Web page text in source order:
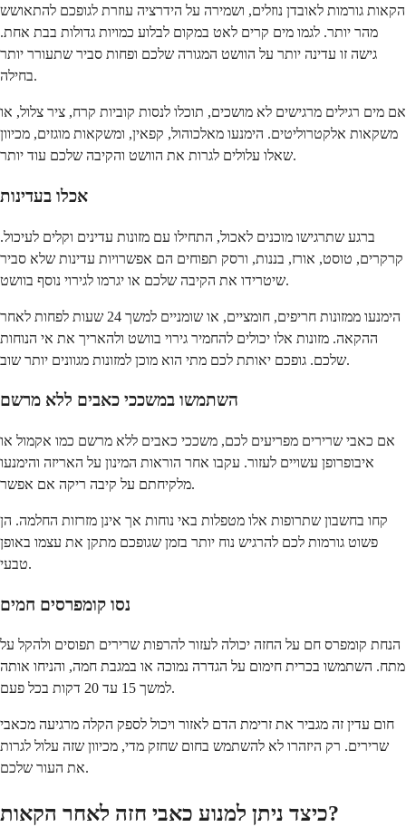
הקאות גורמות לאובדן נוזלים, ושמירה על הידרציה עוזרת לגופכם להתאושש
מהר יותר. לגמו מים קרים לאט במקום לבלוע כמויות גדולות בבת אחת.
גישה זו עדינה יותר על הוושט המגורה שלכם ופחות סביר שתעורר יותר
בחילה.
אם מים רגילים מרגישים לא מושכים, תוכלו לנסות קוביות קרח, ציר צלול, או
משקאות אלקטרוליטים. הימנעו מאלכוהול, קפאין, ומשקאות מוגזים, מכיוון
שאלו עלולים לגרות את הוושט והקיבה שלכם עוד יותר.
אכלו בעדינות
ברגע שתרגישו מוכנים לאכול, התחילו עם מזונות עדינים וקלים לעיכול.
קרקרים, טוסט, אורז, בננות, ורסק תפוחים הם אפשרויות עדינות שלא סביר
שיטרידו את הקיבה שלכם או יגרמו לגירוי נוסף בוושט.
הימנעו ממזונות חריפים, חומציים, או שומניים למשך 24 שעות לפחות לאחר
ההקאה. מזונות אלו יכולים להחמיר גירוי בוושט ולהאריך את אי הנוחות
שלכם. גופכם יאותת לכם מתי הוא מוכן למזונות מגוונים יותר שוב.
השתמשו במשככי כאבים ללא מרשם
אם כאבי שרירים מפריעים לכם, משככי כאבים ללא מרשם כמו אקמול או
איבופרופן עשויים לעזור. עקבו אחר הוראות המינון על האריזה והימנעו
מלקיחתם על קיבה ריקה אם אפשר.
קחו בחשבון שתרופות אלו מטפלות באי נוחות אך אינן מזרזות החלמה. הן
פשוט גורמות לכם להרגיש נוח יותר בזמן שגופכם מתקן את עצמו באופן
טבעי.
נסו קומפרסים חמים
הנחת קומפרס חם על החזה יכולה לעזור להרפות שרירים תפוסים ולהקל על
מתח. השתמשו בכרית חימום על הגדרה נמוכה או במגבת חמה, והניחו אותה
למשך 15 עד 20 דקות בכל פעם.
חום עדין זה מגביר את זרימת הדם לאזור ויכול לספק הקלה מרגיעה מכאבי
שרירים. רק היזהרו לא להשתמש בחום שחזק מדי, מכיוון שזה עלול לגרות
את העור שלכם.
כיצד ניתן למנוע כאבי חזה לאחר הקאות?